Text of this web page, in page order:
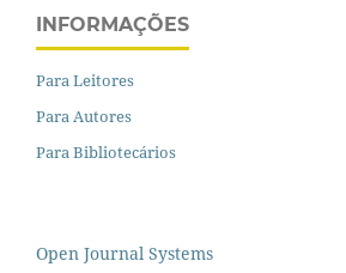
INFORMAÇÕES
Para Leitores
Para Autores
Para Bibliotecários
Open Journal Systems